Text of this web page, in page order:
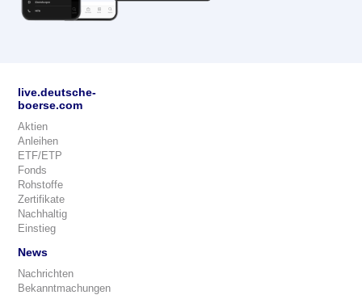
live.deutsche-
boerse.com
Aktien
Anleihen
ETF/ETP
Fonds
Rohstoffe
Zertifikate
Nachhaltig
Einstieg
News
Nachrichten
Bekanntmachungen